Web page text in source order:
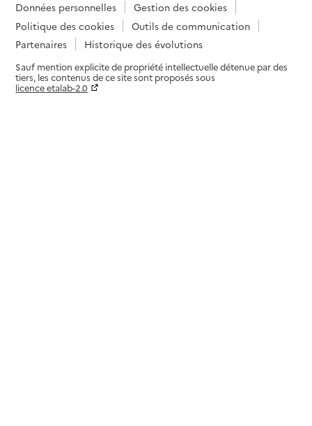
Données personnelles
Gestion des cookies
Politique des cookies
Outils de communication
Partenaires
Historique des évolutions
Sauf mention explicite de propriété intellectuelle détenue par des
tiers, les contenus de ce site sont proposés sous
licence etalab-2.0